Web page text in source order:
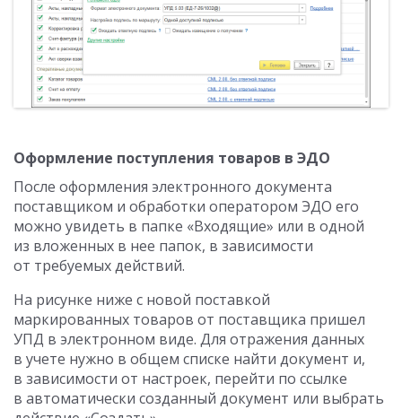
Оформление поступления товаров в ЭДО
После оформления электронного документа
поставщиком и обработки оператором ЭДО его
можно увидеть в папке «Входящие» или в одной
из вложенных в нее папок, в зависимости
от требуемых действий.
На рисунке ниже с новой поставкой
маркированных товаров от поставщика пришел
УПД в электронном виде. Для отражения данных
в учете нужно в общем списке найти документ и,
в зависимости от настроек, перейти по ссылке
в автоматически созданный документ или выбрать